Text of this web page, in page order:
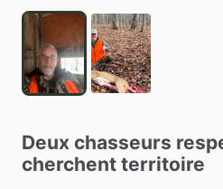
Deux chasseurs
cherchent territoire